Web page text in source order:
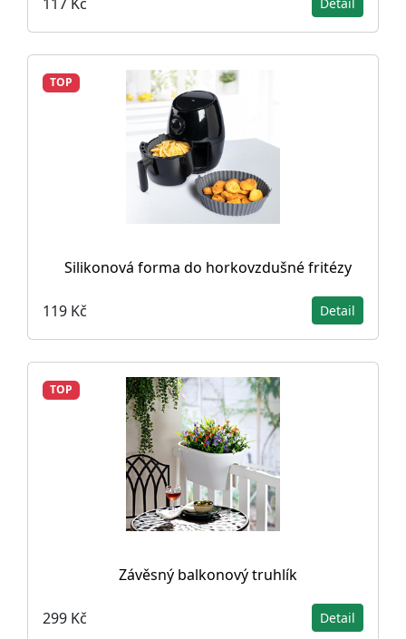
Detail
TOP
Silikonová forma do horkovzdušné fritézy
119 Kč Detail
TOP
Závěsný balkonový truhlík
299 Kč Detail